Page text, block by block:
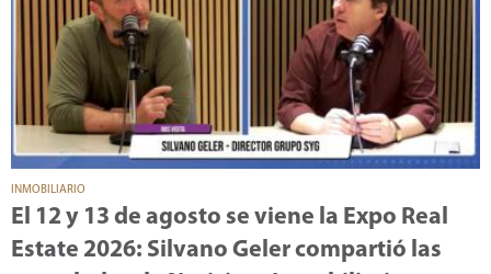
INMOBILIARIO
El 12 y 13 de agosto se viene la Expo Real
Estate 2026: Silvano Geler compartió las